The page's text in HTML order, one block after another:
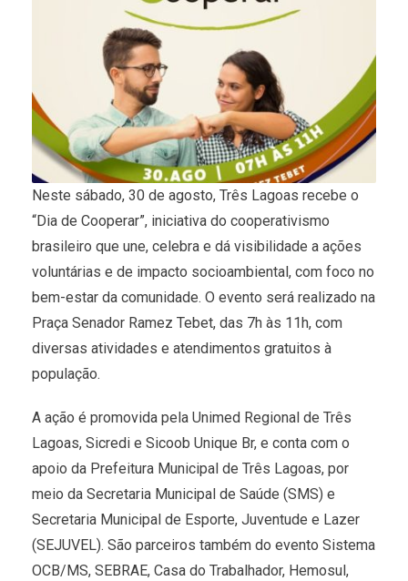
Neste sábado, 30 de agosto, Três Lagoas recebe o
“Dia de Cooperar”, iniciativa do cooperativismo
brasileiro que une, celebra e dá visibilidade a ações
voluntárias e de impacto socioambiental, com foco no
bem-estar da comunidade. O evento será realizado na
Praça Senador Ramez Tebet, das 7h às 11h, com
diversas atividades e atendimentos gratuitos à
população.
A ação é promovida pela Unimed Regional de Três
Lagoas, Sicredi e Sicoob Unique Br, e conta com o
apoio da Prefeitura Municipal de Três Lagoas, por
meio da Secretaria Municipal de Saúde (SMS) e
Secretaria Municipal de Esporte, Juventude e Lazer
(SEJUVEL). São parceiros também do evento Sistema
OCB/MS, SEBRAE, Casa do Trabalhador, Hemosul,